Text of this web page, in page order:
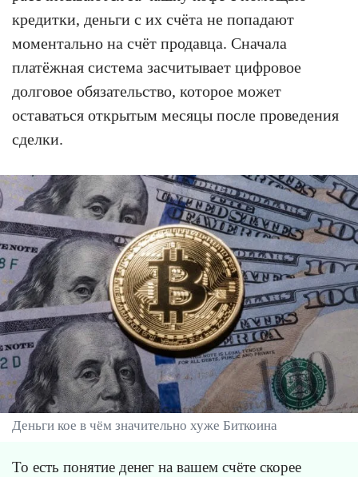
кредитки, деньги с их счёта не попадают
моментально на счёт продавца. Сначала
платёжная система засчитывает цифровое
долговое обязательство, которое может
оставаться открытым месяцы после проведения
сделки.
Деньги кое в чём значительно хуже Биткоина
То есть понятие денег на вашем счёте скорее